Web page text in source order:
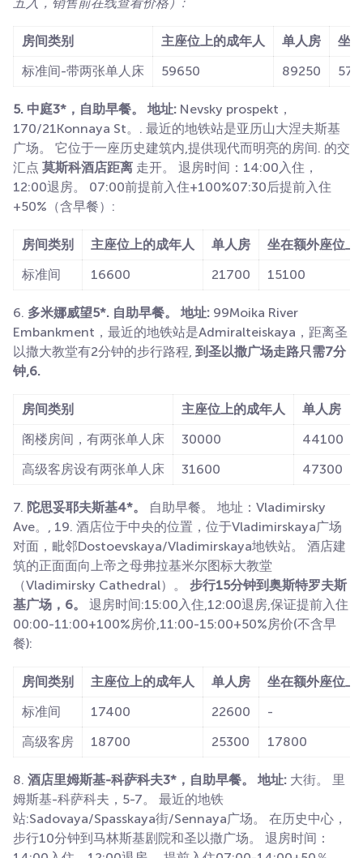
房间类别 主座位上的成年人 单人房
坐
标准间-带两张单人床
59650 89250
5. 中庭3*，自助早餐。 地址: Nevsky prospekt，
170/21Konnaya St。. 最近的地铁站是亚历山大涅夫斯基
广场。 它位于一座历史建筑内,提供现代而明亮的房间. 的交
汇点 莫斯科酒店距离 走开。 退房时间：14:00入住，
12:00退房。 07:00前提前入住+100%07:30后提前入住
+50%（含早餐）:
房间类别 主座位上的成年人 单人房
坐在额外座位上
标准间
16600 21700 15100
6. 多米娜威望5*. 自助早餐。 地址: 99Moika River
Embankment，最近的地铁站是Admiralteiskaya，距离圣
以撒大教堂有2分钟的步行路程, 到圣以撒广场走路只需7分
钟,6.
房间类别 主座位上的成年人 单人房
阁楼房间，有两张单人床
30000 44100
高级客房设有两张单人床
31600 47300
7. 陀思妥耶夫斯基4*。
自助早餐。 地址：Vladimirsky
Ave。, 19. 酒店位于中央的位置，位于Vladimirskaya广场
对面，毗邻Dostoevskaya/Vladimirskaya地铁站。 酒店建
筑的正面面向上帝之母弗拉基米尔图标大教堂
（Vladimirsky Cathedral）。 步行15分钟到奥斯特罗夫斯
基广场，6。
退房时间:15:00入住,12:00退房,保证提前入住
00:00-11:00+100%房价,11:00-15:00+50%房价(不含早
餐):
房间类别 主座位上的成年人 单人房
坐在额外座位上
标准间
17400 22600
-
高级客房
18700 25300 17800
8. 酒店里姆斯基-科萨科夫3*，自助早餐。 地址: 大街。 里
姆斯基-科萨科夫，5-7。 最近的地铁
站:Sadovaya/Spasskaya街/Sennaya广场。 在历史中心，
步行10分钟到马林斯基剧院和圣以撒广场。 退房时间：